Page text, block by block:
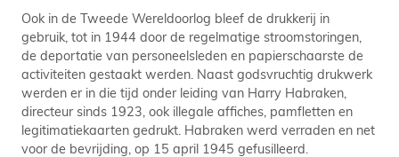
Ook in de Tweede Wereldoorlog bleef de drukkerij in
gebruik, tot in 1944 door de regelmatige stroomstoringen,
de deportatie van personeelsleden en papierschaarste de
activiteiten gestaakt werden. Naast godsvruchtig drukwerk
werden er in die tijd onder leiding van Harry Habraken,
directeur sinds 1923, ook illegale affiches, pamfletten en
legitimatiekaarten gedrukt. Habraken werd verraden en net
voor de bevrijding, op 15 april 1945 gefusilleerd.